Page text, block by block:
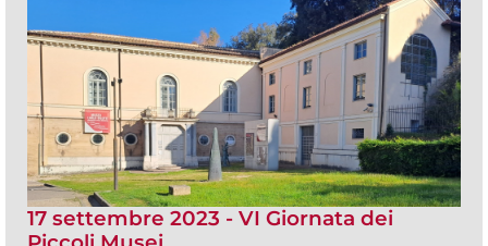
17 settembre 2023 - VI Giornata dei